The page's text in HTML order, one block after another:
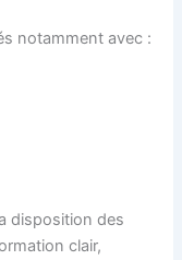
notamment avec :
disposition des
clair,